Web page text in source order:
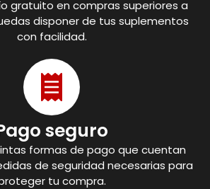
gratuito en compras superiores a
disponer de tus suplementos
con facilidad.
seguro
formas de pago que cuentan
de seguridad necesarias para
tu compra.